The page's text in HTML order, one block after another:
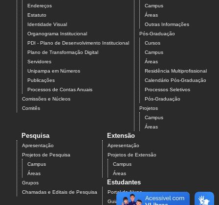
Endereços
Estatuto
Identidade Visual
Organograma Institucional
PDI - Plano de Desenvolvimento Institucional
Plano de Transformação Digital
Servidores
Unipampa em Números
Publicações
Processos de Contas Anuais
Comissões e Núcleos
Comitês
Campus
Áreas
Outras Informações
Pós-Graduação
Cursos
Campus
Áreas
Residência Multiprofissional
Calendário Pós-Graduação
Processos Seletivos
Pós-Graduação
Projetos
Campus
Áreas
Pesquisa
Apresentação
Projetos de Pesquisa
Campus
Áreas
Grupos
Chamadas e Editais de Pesquisa
Extensão
Apresentação
Projetos de Extensão
Campus
Áreas
Estudantes
Portal do Aluno
Guia do Calouro